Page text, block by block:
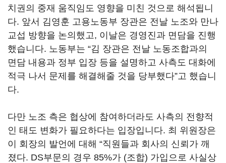
치권의 중재 움직임도 영향을 미친 것으로 해석됩니
다. 앞서 김영훈 고용노동부 장관은 전날 노조와 만나
교섭 방향을 논의했고, 이날은 경영진과 면담을 진행
했습니다. 노동부는 “김 장관은 전날 노동조합과의
면담 내용과 정부 입장 등을 설명하고 사측도 대화에
적극 나서 문제를 해결해줄 것을 당부했다”고 했습니
다.
다만 노조 측은 협상에 참여하더라도 사측의 전향적
인 태도 변화가 필요하다는 입장입니다. 최 위원장은
이 회장의 발언에 대해 “직원들과 회사의 신뢰가 깨
졌다. DS부문의 경우 85%가 (조합) 가입으로 사실상